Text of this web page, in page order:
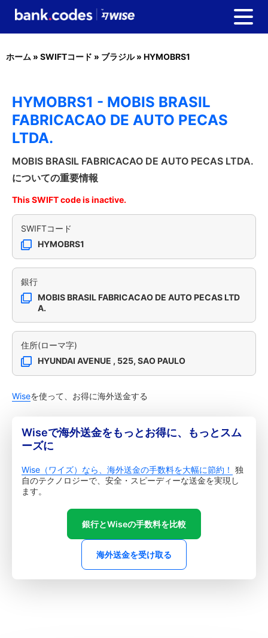
ホーム » SWIFTコード » ブラジル» HYMOBRS1
HYMOBRS1 - MOBIS BRASIL
FABRICACAO DE AUTO PECAS
LTDA.
MOBIS BRASIL FABRICACAO DE AUTO PECAS LTDA.
についての重要情報
This SWIFT code is inactive.
SWIFTコード
HYMOBRS1
銀行
MOBIS BRASIL FABRICACAO DE AUTO PECAS LTD
A.
住所(ローマ字)
HYUNDAI AVENUE , 525, SAO PAULO
Wiseを使って、お得に海外送金する
Wiseで海外送金をもっとお得に、もっとスム
ーズに
Wise（ワイズ）なら、海外送金の手数料を大幅に節約！ 独
自のテクノロジーで、安全・スピーディーな送金を実現し
ます。
銀行とWiseの手数料を比較
海外送金を受け取る